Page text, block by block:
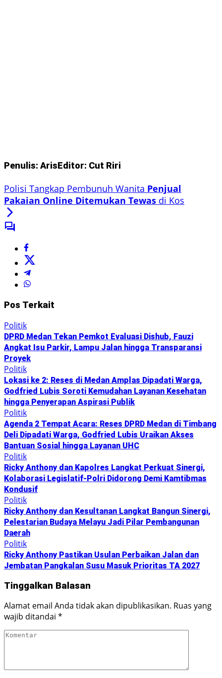
Penulis: ArisEditor: Cut Riri
Polisi Tangkap Pembunuh Wanita Penjual
Pakaian Online Ditemukan Tewas di Kos
Pos Terkait
Politik
DPRD Medan Tekan Pemkot Evaluasi Dishub, Fauzi
Angkat Isu Parkir, Lampu Jalan hingga Transparansi
Proyek
Politik
Lokasi ke 2: Reses di Medan Amplas Dipadati Warga,
Godfried Lubis Soroti Kemudahan Layanan Kesehatan
hingga Penyerapan Aspirasi Publik
Politik
Agenda 2 Tempat Acara: Reses DPRD Medan di Timbang
Deli Dipadati Warga, Godfried Lubis Uraikan Akses
Bantuan Sosial hingga Layanan UHC
Politik
Ricky Anthony dan Kapolres Langkat Perkuat Sinergi,
Kolaborasi Legislatif-Polri Didorong Demi Kamtibmas
Kondusif
Politik
Ricky Anthony dan Kesultanan Langkat Bangun Sinergi,
Pelestarian Budaya Melayu Jadi Pilar Pembangunan
Daerah
Politik
Ricky Anthony Pastikan Usulan Perbaikan Jalan dan
Jembatan Pangkalan Susu Masuk Prioritas TA 2027
Tinggalkan Balasan
Alamat email Anda tidak akan dipublikasikan. Ruas yang
wajib ditandai *